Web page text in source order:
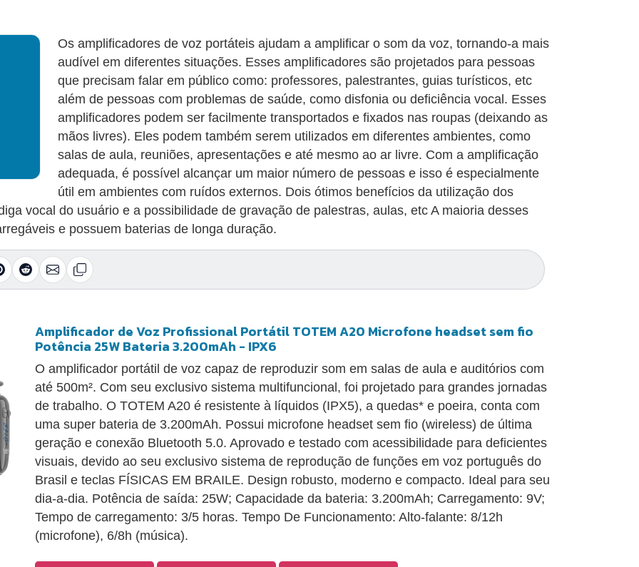
Os amplificadores de voz portáteis ajudam a amplificar o som da voz, tornando-a mais
audível em diferentes situações. Esses amplificadores são projetados para pessoas
que precisam falar em público como: professores, palestrantes, guias turísticos, etc
além de pessoas com problemas de saúde, como disfonia ou deficiência vocal. Esses
amplificadores podem ser facilmente transportados e fixados nas roupas (deixando as
mãos livres). Eles podem também serem utilizados em diferentes ambientes, como
salas de aula, reuniões, apresentações e até mesmo ao ar livre. Com a amplificação
adequada, é possível alcançar um maior número de pessoas e isso é especialmente
útil em ambientes com ruídos externos. Dois ótimos benefícios da utilização dos
vocal do usuário e a possibilidade de gravação de palestras, aulas, etc A maioria desses
e possuem baterias de longa duração.
Amplificador de Voz Profissional Portátil TOTEM A20 Microfone headset sem fio
Potência 25W Bateria 3.200mAh - IPX6
O amplificador portátil de voz capaz de reproduzir som em salas de aula e auditórios com
até 500m². Com seu exclusivo sistema multifuncional, foi projetado para grandes jornadas
de trabalho. O TOTEM A20 é resistente à líquidos (IPX5), a quedas* e poeira, conta com
uma super bateria de 3.200mAh. Possui microfone headset sem fio (wireless) de última
geração e conexão Bluetooth 5.0. Aprovado e testado com acessibilidade para deficientes
visuais, devido ao seu exclusivo sistema de reprodução de funções em voz português do
Brasil e teclas FÍSICAS EM BRAILE. Design robusto, moderno e compacto. Ideal para seu
dia-a-dia. Potência de saída: 25W; Capacidade da bateria: 3.200mAh; Carregamento: 9V;
Tempo de carregamento: 3/5 horas. Tempo De Funcionamento: Alto-falante: 8/12h
(microfone), 6/8h (música).